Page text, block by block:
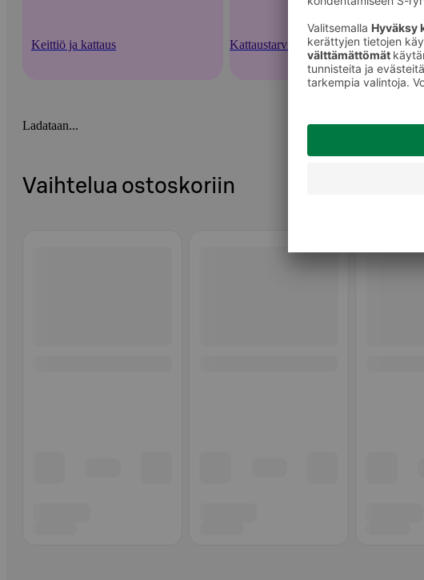
Keittiö ja kattaus Kattaustarvikkeet ja kertakäyttökattaus
Ladataan...
Vaihtelua ostoskoriin